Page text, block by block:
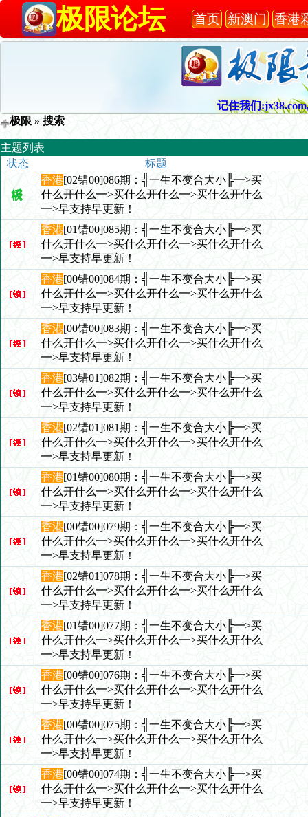
极限论坛 首页 新澳门 香港
记住我们
极限 » 搜索
主题列表
状态
标题
香港[02错00]086期：╣一生不变合大小╠━>买
什么开什么━>买什么开什么━>买什么开什么
━>早支持早更新！
香港[01错00]085期：╣一生不变合大小╠━>买
什么开什么━>买什么开什么━>买什么开什么
━>早支持早更新！
香港[00错00]084期：╣一生不变合大小╠━>买
什么开什么━>买什么开什么━>买什么开什么
━>早支持早更新！
香港[00错00]083期：╣一生不变合大小╠━>买
什么开什么━>买什么开什么━>买什么开什么
━>早支持早更新！
香港[03错01]082期：╣一生不变合大小╠━>买
什么开什么━>买什么开什么━>买什么开什么
━>早支持早更新！
香港[02错01]081期：╣一生不变合大小╠━>买
什么开什么━>买什么开什么━>买什么开什么
━>早支持早更新！
香港[01错00]080期：╣一生不变合大小╠━>买
什么开什么━>买什么开什么━>买什么开什么
━>早支持早更新！
香港[00错00]079期：╣一生不变合大小╠━>买
什么开什么━>买什么开什么━>买什么开什么
━>早支持早更新！
香港[02错01]078期：╣一生不变合大小╠━>买
什么开什么━>买什么开什么━>买什么开什么
━>早支持早更新！
香港[01错00]077期：╣一生不变合大小╠━>买
什么开什么━>买什么开什么━>买什么开什么
━>早支持早更新！
香港[00错00]076期：╣一生不变合大小╠━>买
什么开什么━>买什么开什么━>买什么开什么
━>早支持早更新！
香港[00错00]075期：╣一生不变合大小╠━>买
什么开什么━>买什么开什么━>买什么开什么
━>早支持早更新！
香港[00错00]074期：╣一生不变合大小╠━>买
什么开什么━>买什么开什么━>买什么开什么
━>早支持早更新！